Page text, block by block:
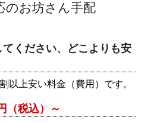
のお坊さん手配
ください、どこよりも安
以上安い料金（費用）です。
（税込）～